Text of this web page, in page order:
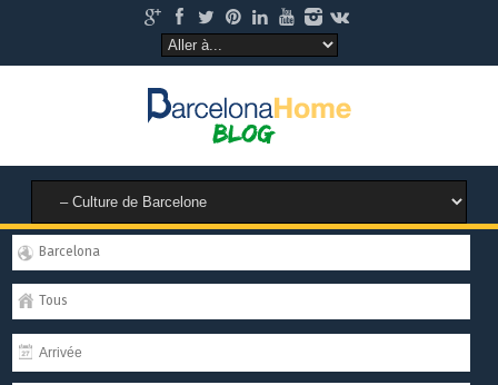
Barcelona
Tous